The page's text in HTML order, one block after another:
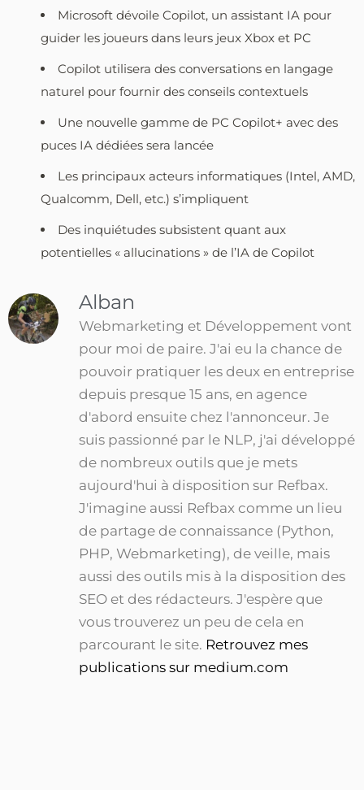
Microsoft dévoile Copilot, un assistant IA pour
guider les joueurs dans leurs jeux Xbox et PC
Copilot utilisera des conversations en langage
naturel pour fournir des conseils contextuels
Une nouvelle gamme de PC Copilot+ avec des
puces IA dédiées sera lancée
Les principaux acteurs informatiques (Intel, AMD,
Qualcomm, Dell, etc.) s’impliquent
Des inquiétudes subsistent quant aux
potentielles « allucinations » de l’IA de Copilot
Alban
Webmarketing et Développement vont
pour moi de paire. J'ai eu la chance de
pouvoir pratiquer les deux en entreprise
depuis presque 15 ans, en agence
d'abord ensuite chez l'annonceur. Je
suis passionné par le NLP, j'ai développé
de nombreux outils que je mets
aujourd'hui à disposition sur Refbax.
J'imagine aussi Refbax comme un lieu
de partage de connaissance (Python,
PHP, Webmarketing), de veille, mais
aussi des outils mis à la disposition des
SEO et des rédacteurs. J'espère que
vous trouverez un peu de cela en
parcourant le site. Retrouvez mes
publications sur medium.com